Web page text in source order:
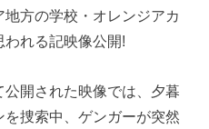
地方の学校・オレンジアカ
れる記映像公開!
開された映像では、夕暮
捜索中、ゲンガーが突然